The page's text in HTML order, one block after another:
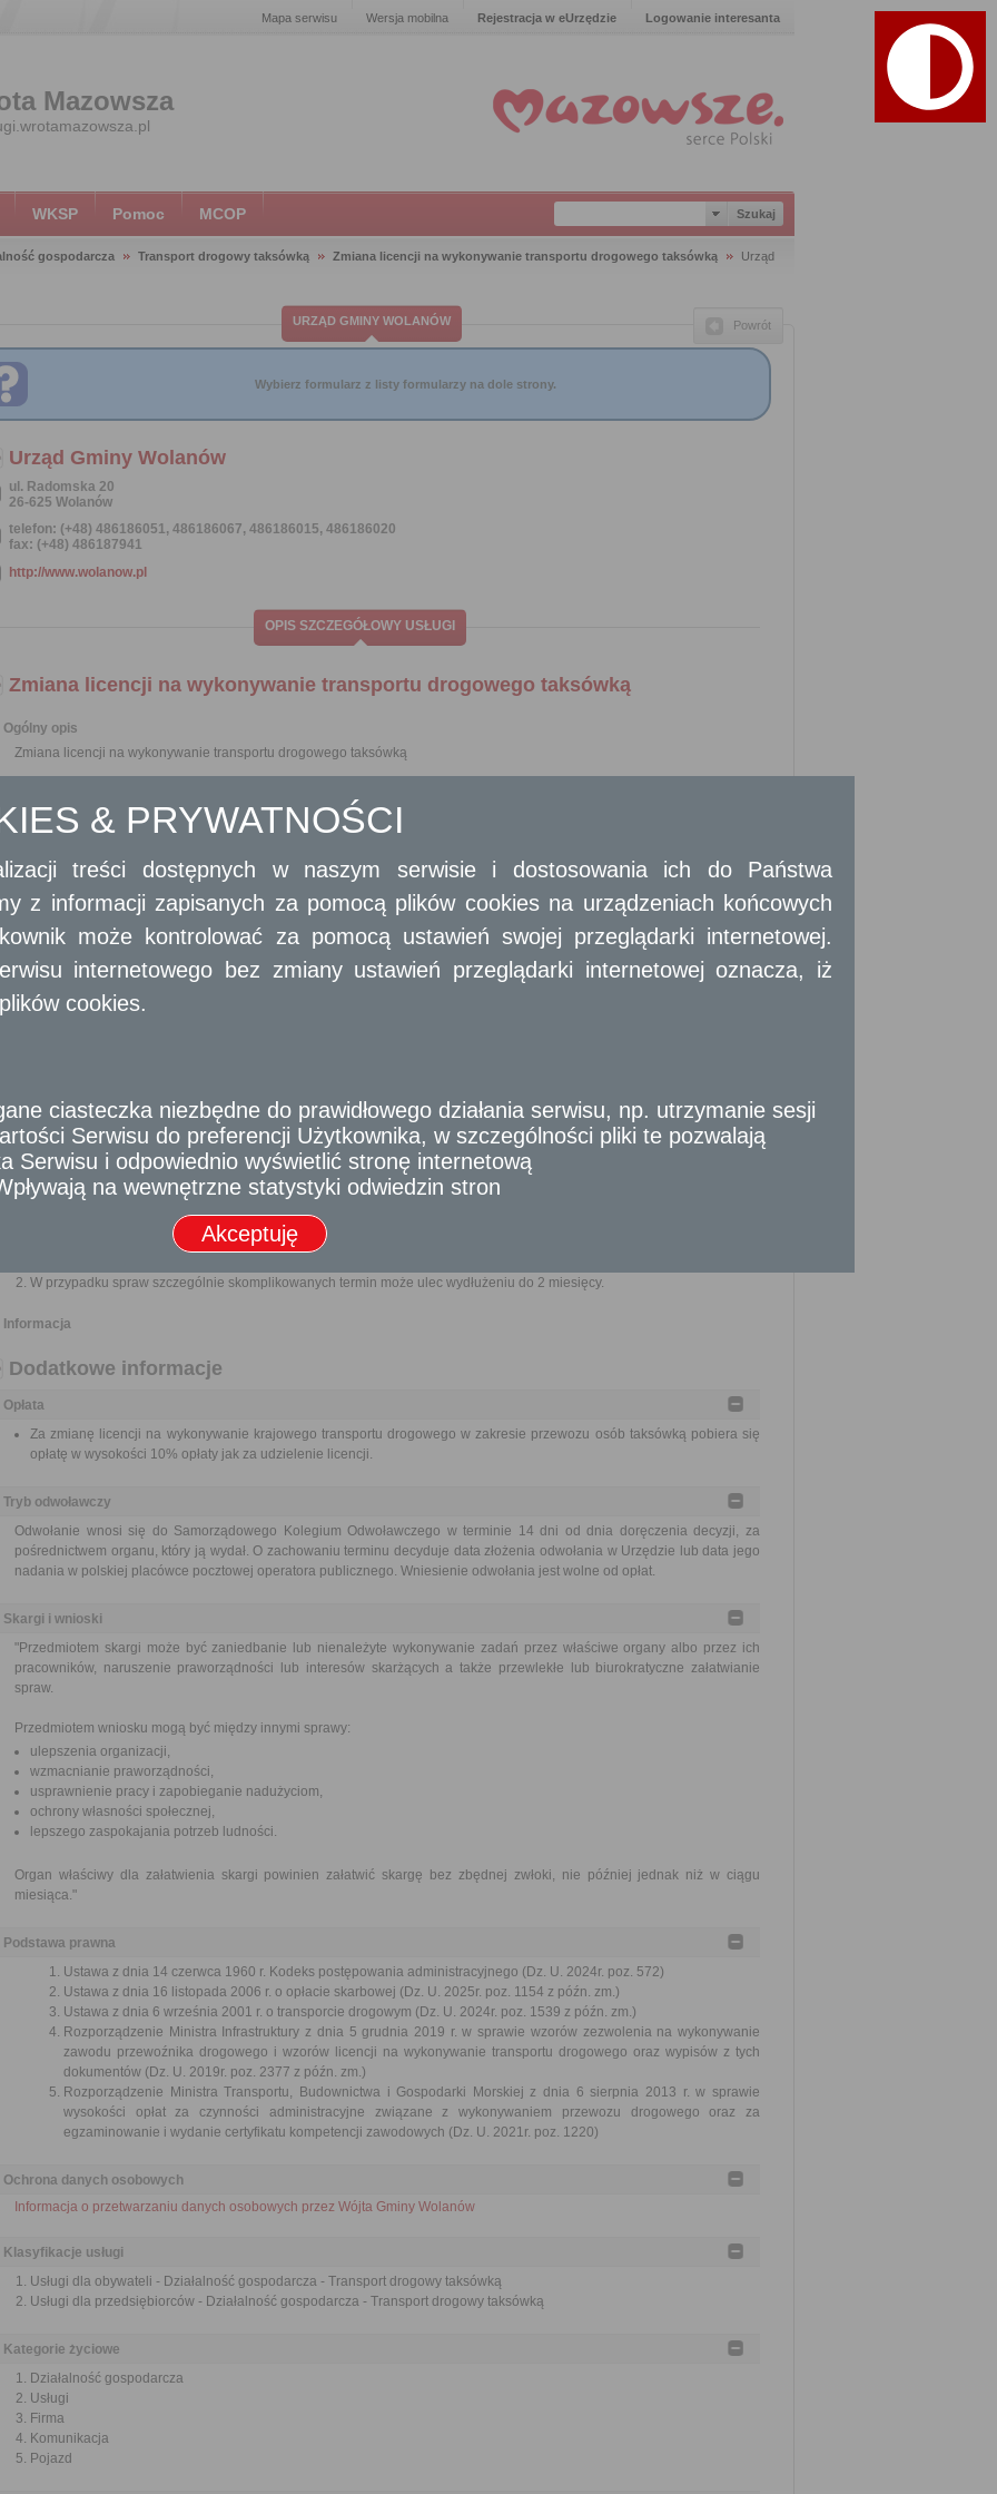
Mapa serwisu Wersja mobilna Rejestracja w eUrzędzie Logowanie interesanta
Mazowsza
WKSP Pomoc MCOP
gospodarcza Transport drogowy taksówką Zmiana licencji na wykonywanie transportu drogowego taksówką
Urząd
URZĄD GMINY WOLANÓW Powrót
Wybierz formularz z listy formularzy na dole strony.
Urząd Gminy Wolanów
ul. Radomska 20
26-625 Wolanów
telefon: (+48) 486186051, 486186067, 486186015, 486186020
fax: (+48) 486187941
http://www.wolanow.pl
OPIS SZCZEGÓŁOWY USŁUGI
Zmiana licencji na wykonywanie transportu drogowego taksówką
Ogólny opis
Zmiana licencji na wykonywanie transportu drogowego taksówką
Przewoźnik drogowy jest obowiązany zgłosić organowi, który udzielił licencji, wszelkie zmiany danych zawartych we
Wymagane dokumenty
Wypełniony formularz wniosku.
Oryginał licencji na wykonywanie transportu drogowego taksówką.
Kserokopia krajowego dokumentu potwierdzającego rejestrację pojazdu z udokumentowaniem spełnienia wymagań
technicznych określonych dla taksówek w przepisach prawa o ruchu drogowym.
W przypadku gdy przedsiębiorca nie jest właścicielem tego pojazdu, kserokopia zaktualizowanego dokumentu
potwierdzającego prawo do dysponowania nim.
Obywatel,
Przedsiębiorca
Termin załatwienia sprawy
Sprawa załatwiana jest niezwłocznie nie później niż w ciągu miesiąca od dnia złożenia kompletnego wniosku (do tego
terminu nie wlicza się terminów przewidzianych w przepisach prawa do dokonania określonych czynności, okresów
zawieszenia postępowania oraz okresów opóźnień spowodowanych z winy strony albo z przyczyn niezależnych od
W przypadku spraw szczególnie skomplikowanych termin może ulec wydłużeniu do 2 miesięcy.
Informacja
Dodatkowe informacje
Opłata
Za zmianę licencji na wykonywanie krajowego transportu drogowego w zakresie przewozu osób taksówką pobiera się
opłatę w wysokości 10% opłaty jak za udzielenie licencji.
Tryb odwoławczy
Odwołanie wnosi się do Samorządowego Kolegium Odwoławczego w terminie 14 dni od dnia doręczenia decyzji, za
pośrednictwem organu, który ją wydał. O zachowaniu terminu decyduje data złożenia odwołania w Urzędzie lub data jego
nadania w polskiej placówce pocztowej operatora publicznego. Wniesienie odwołania jest wolne od opłat.
Skargi i wnioski
"Przedmiotem skargi może być zaniedbanie lub nienależyte wykonywanie zadań przez właściwe organy albo przez ich
pracowników, naruszenie praworządności lub interesów skarżących a także przewlekłe lub biurokratyczne załatwianie
spraw.
Przedmiotem wniosku mogą być między innymi sprawy:
ulepszenia organizacji,
wzmacnianie praworządności,
usprawnienie pracy i zapobieganie nadużyciom,
ochrony własności społecznej,
lepszego zaspokajania potrzeb ludności.
Organ właściwy dla załatwienia skargi powinien załatwić skargę bez zbędnej zwłoki, nie później jednak niż w ciągu
miesiąca."
Podstawa prawna
Ustawa z dnia 14 czerwca 1960 r. Kodeks postępowania administracyjnego (Dz. U. 2024r. poz. 572)
Ustawa z dnia 16 listopada 2006 r. o opłacie skarbowej (Dz. U. 2025r. poz. 1154 z późn. zm.)
Ustawa z dnia 6 września 2001 r. o transporcie drogowym (Dz. U. 2024r. poz. 1539 z późn. zm.)
Rozporządzenie Ministra Infrastruktury z dnia 5 grudnia 2019 r. w sprawie wzorów zezwolenia na wykonywanie
zawodu przewoźnika drogowego i wzorów licencji na wykonywanie transportu drogowego oraz wypisów z tych
dokumentów (Dz. U. 2019r. poz. 2377 z późn. zm.)
Rozporządzenie Ministra Transportu, Budownictwa i Gospodarki Morskiej z dnia 6 sierpnia 2013 r. w sprawie
wysokości opłat za czynności administracyjne związane z wykonywaniem przewozu drogowego oraz za
egzaminowanie i wydanie certyfikatu kompetencji zawodowych (Dz. U. 2021r. poz. 1220)
Ochrona danych osobowych
Informacja o przetwarzaniu danych osobowych przez Wójta Gminy Wolanów
Klasyfikacje usługi
Usługi dla obywateli - Działalność gospodarcza - Transport drogowy taksówką
Usługi dla przedsiębiorców - Działalność gospodarcza - Transport drogowy taksówką
Kategorie życiowe
Działalność gospodarcza
Usługi
Firma
Komunikacja
Pojazd
& PRYWATNOŚCI
treści dostępnych w naszym serwisie i dostosowania ich do Państwa
z informacji zapisanych za pomocą plików cookies na urządzeniach końcowych
może kontrolować za pomocą ustawień swojej przeglądarki internetowej.
internetowego bez zmiany ustawień przeglądarki internetowej oznacza, iż
cookies.
ciasteczka niezbędne do prawidłowego działania serwisu, np. utrzymanie sesji
Serwisu do preferencji Użytkownika, w szczególności pliki te pozwalają
Serwisu i odpowiednio wyświetlić stronę internetową
na wewnętrzne statystyki odwiedzin stron
Akceptuję